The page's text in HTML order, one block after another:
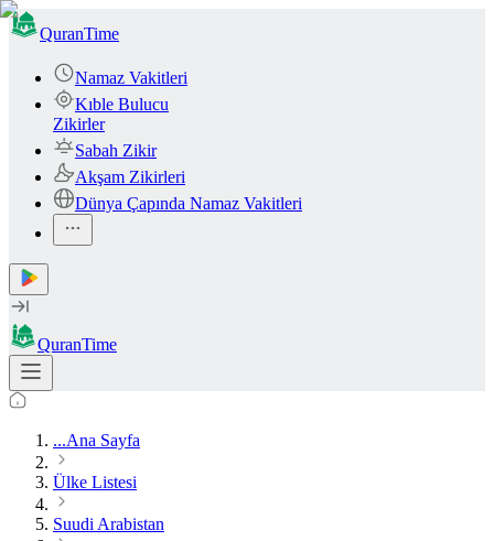
QuranTime
Namaz Vakitleri
Kıble Bulucu
Zikirler
Sabah Zikir
Akşam Zikirleri
Dünya Çapında Namaz Vakitleri
QuranTime
...Ana Sayfa
Ülke Listesi
Suudi Arabistan